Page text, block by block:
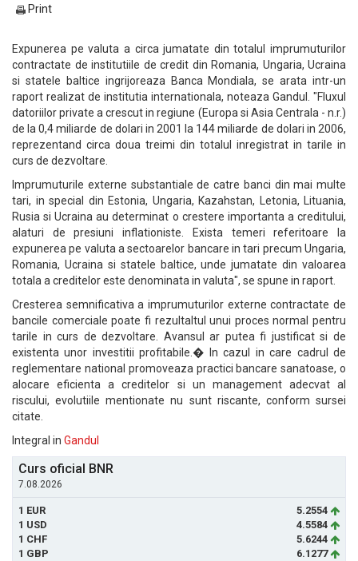
Print
Expunerea pe valuta a circa jumatate din totalul imprumuturilor
contractate de institutiile de credit din Romania, Ungaria, Ucraina
si statele baltice ingrijoreaza Banca Mondiala, se arata intr-un
raport realizat de institutia internationala, noteaza Gandul. "Fluxul
datoriilor private a crescut in regiune (Europa si Asia Centrala - n.r.)
de la 0,4 miliarde de dolari in 2001 la 144 miliarde de dolari in 2006,
reprezentand circa doua treimi din totalul inregistrat in tarile in
curs de dezvoltare.
Imprumuturile externe substantiale de catre banci din mai multe
tari, in special din Estonia, Ungaria, Kazahstan, Letonia, Lituania,
Rusia si Ucraina au determinat o crestere importanta a creditului,
alaturi de presiuni inflationiste. Exista temeri referitoare la
expunerea pe valuta a sectoarelor bancare in tari precum Ungaria,
Romania, Ucraina si statele baltice, unde jumatate din valoarea
totala a creditelor este denominata in valuta", se spune in raport.
Cresterea semnificativa a imprumuturilor externe contractate de
bancile comerciale poate fi rezultaltul unui proces normal pentru
tarile in curs de dezvoltare. Avansul ar putea fi justificat si de
existenta unor investitii profitabile.� In cazul in care cadrul de
reglementare national promoveaza practici bancare sanatoase, o
alocare eficienta a creditelor si un management adecvat al
riscului, evolutiile mentionate nu sunt riscante, conform sursei
citate.
Integral in Gandul
Curs oficial BNR
7.08.2026
1 EUR
5.2554
1 USD
4.5584
1 CHF
5.6244
1 GBP
6.1277